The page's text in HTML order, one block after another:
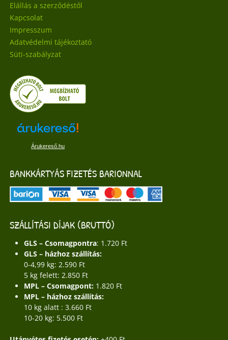
Elállás a szerződéstől
Kapcsolat
Impresszum
Adatvédelmi tájékoztató
Süti-szabályzat
Árukereső.hu
BANKKÁRTYÁS FIZETÉS BARIONNAL
SZÁLLÍTÁSI DÍJAK (BRUTTÓ)
GLS – Csomagpontra: 1.720 Ft
GLS – házhoz szállítás:
0-4,99 kg: 2.590 Ft
5 kg felett: 2.850 Ft
MPL – Csomagpont: 1.820 Ft
MPL – házhoz szállítás:
10 kg alatt : 3.660 Ft
10-20 kg: 5.500 Ft